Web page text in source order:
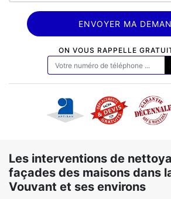
ON VOUS RAPPELLE
Les interventions de
façades des maisons dans
Vouvant et ses environs